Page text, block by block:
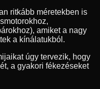
ritkább méretekben is
amiket a nagy
a kínálatukból.
úgy tervezik, hogy
a gyakori fékezéseket